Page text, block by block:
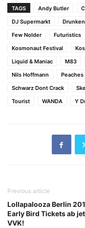
TAGS Andy Butler
DJ Supermarkt
Few Nolder
Futuristics
Kosmonaut Festival
Liquid & Maniac
M83
Nils Hoffmann
Peaches
Schwarz Dont Crack
Tourist
WANDA Y
Previous article
Lollapalooza Berlin
Early Bird Tickets ab
VVK!